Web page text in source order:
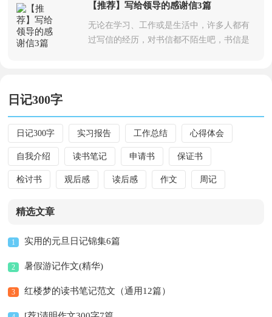
【推荐】写给领导的感谢信3篇
无论在学习、工作或是生活中，许多人都有
过写信的经历，对书信都不陌生吧，书信是
日记300字
日记300字 实习报告 工作总结 心得体会
自我介绍 读书笔记 申请书 保证书
检讨书 观后感 读后感 作文 周记
精选文章
1 实用的元旦日记锦集6篇
2 暑假游记作文(精华)
3 红楼梦的读书笔记范文（通用12篇）